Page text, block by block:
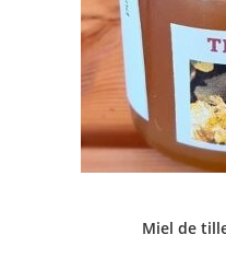
Miel de